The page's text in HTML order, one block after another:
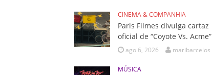
CINEMA & COMPANHIA
Paris Filmes divulga cartaz
oficial de “Coyote Vs. Acme”
ago 6, 2026 maribarcelos
MÚSICA